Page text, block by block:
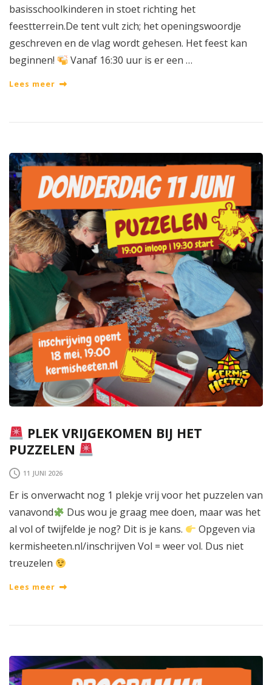
basisschoolkinderen in stoet richting het
feestterrein.De tent vult zich; het openingswoordje
geschreven en de vlag wordt gehesen. Het feest kan
beginnen!
Vanaf 16:30 uur is er een …
Lees meer
PLEK VRIJGEKOMEN BIJ HET
PUZZELEN
11 JUNI 2026
Er is onverwacht nog 1 plekje vrij voor het puzzelen van
vanavond
Dus wou je graag mee doen, maar was het
al vol of twijfelde je nog? Dit is je kans.
Opgeven via
kermisheeten.nl/inschrijven Vol = weer vol. Dus niet
treuzelen
Lees meer